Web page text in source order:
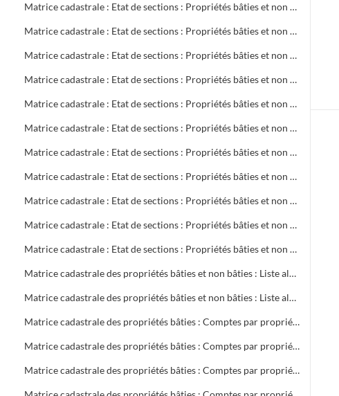
Matrice cadastrale : Etat de sections : Propriétés bâties et non bâties : Comptes par rue et lieu-dit : CB 300 à 499
Matrice cadastrale : Etat de sections : Propriétés bâties et non bâties : Comptes par rue et lieu-dit : CB 500 à 699
Matrice cadastrale : Etat de sections : Propriétés bâties et non bâties : Comptes par rue et lieu-dit : CB 700 à 719
Matrice cadastrale : Etat de sections : Propriétés bâties et non bâties : Comptes par rue et lieu-dit : CB 720 à 770
Matrice cadastrale : Etat de sections : Propriétés bâties et non bâties : Comptes par rue et lieu-dit : CB 771 à 855
Matrice cadastrale : Etat de sections : Propriétés bâties et non bâties : Comptes par rue et lieu-dit : CD 1 à 304
Matrice cadastrale : Etat de sections : Propriétés bâties et non bâties : Comptes par rue et lieu-dit : CH 1 à 394
Matrice cadastrale : Etat de sections : Propriétés bâties et non bâties : Comptes par rue et lieu-dit : CM 1 à 386
Matrice cadastrale : Etat de sections : Propriétés bâties et non bâties : Comptes par rue et lieu-dit : CN 1 à 190
Matrice cadastrale : Etat de sections : Propriétés bâties et non bâties : Comptes par rue et lieu-dit : CN 191 à 387
Matrice cadastrale : Etat de sections : Propriétés bâties et non bâties : Comptes par rue et lieu-dit : CO 1 à 440
Matrice cadastrale des propriétés bâties et non bâties : Liste alphabétique des propriétaires : A à G
Matrice cadastrale des propriétés bâties et non bâties : Liste alphabétique des propriétaires : A à Z
Matrice cadastrale des propriétés bâties : Comptes par propriétaire : 2 à 469 sociétés
Matrice cadastrale des propriétés bâties : Comptes par propriétaire : 2 à 680 copropriétés
Matrice cadastrale des propriétés bâties : Comptes par propriétaire : B 1 à 700